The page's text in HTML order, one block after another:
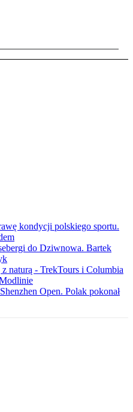
kondycji polskiego sportu.
do Dziwnowa. Bartek
z naturą - TrekTours i Columbia
Open. Polak pokonał